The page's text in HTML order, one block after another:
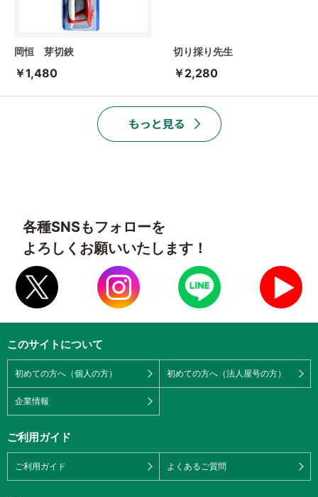
岡恒 芽切鋏
￥1,480
切り採り先生
￥2,280
各種SNSもフォローを
よろしくお願いいたします！
このサイトについて
初めての方へ（個人の方） 初めての方へ（法人屋号の方）
企業情報
ご利用ガイド
ご利用ガイド よくあるご質問